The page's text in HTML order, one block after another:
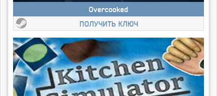
Overcooked
ПОЛУЧИТЬ КЛЮЧ